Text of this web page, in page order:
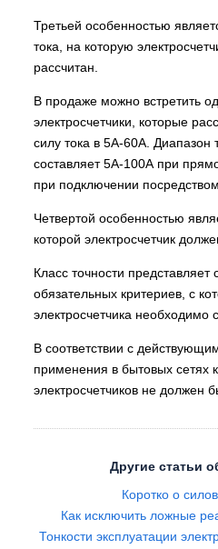
Третьей особенностью
тока, на которую
рассчитан.
В продаже можно встретить
электросчетчики, которые
силу тока в 5А-60А. Диапазон
составляет 5А-100А при
при подключении
Четвертой особенностью
которой электросчетчик
Класс точности представляет
обязательных критериев, с
электросчетчика необходимо
В соответствии с
применения в бытовых сетях
электросчетчиков не должен
Другие статьи
Коротко о
Как исключить ложные
Тонкости эксплуатации